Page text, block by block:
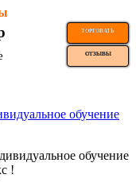
ТОРГОВАТЬ
ОТЗЫВЫ
обучение
!